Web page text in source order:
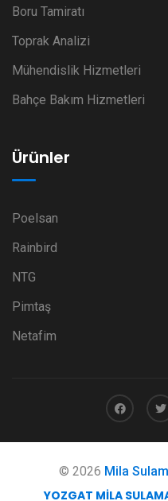
Boru Tamiratı
Toprak Analizi
Mühendislik Hizmetleri
Bahçe Bakım Hizmetleri
Ürünler
Poelsan
Rainbird
NTG
Pimtaş
Netafim
© 2026 Mila
YOZGAT MILA